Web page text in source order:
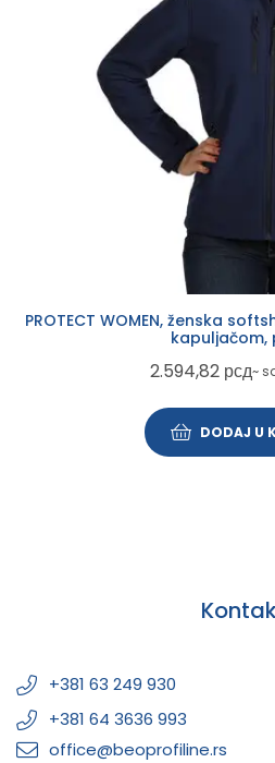
PROTECT WOMEN, ženska
kapuljačom,
2.594,82 рсд~
DODAJ U
+381 63 249 930
+381 64 3636 993
office@beoprofiline.rs